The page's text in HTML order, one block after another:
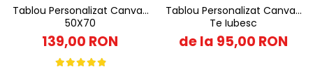
Tablou Personalizat Canvas
50X70
139,00 RON
Tablou Personalizat Canvas
Te Iubesc
de la 95,00 RON